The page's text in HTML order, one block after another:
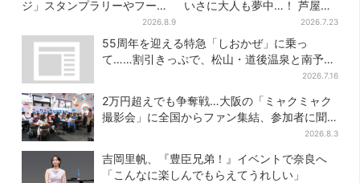
ジ」スタンプラリーやフード
販売…梅田にジョージの大好
きスイーツ「カノーリ」登場
2026.8.9
いさに大人も夢中…！ 芦屋の
美術館で「チェコ絵本」展、
老舗文具メーカーのグッズに
も注目
2026.7.23
55周年を迎える特急「しおかぜ」に乗っ
て……割引きっぷで、松山・道後温泉と南予を
2026.7.16
2万円超えでも争奪戦…大阪の「ミャクミャク
撮影会」に全国からファン集結、参加者に聞
2026.8.3
吉岡里帆、『豊臣兄弟！』イベントで奈良へ
「こんなに楽しんでもらえてうれしい」